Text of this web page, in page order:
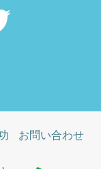
お問い合わせ